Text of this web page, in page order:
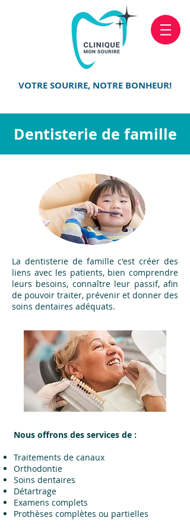
VOTRE SOURIRE, NOTRE BONHEUR!
Dentisterie de famille
La dentisterie de famille c'est créer des
liens avec les patients, bien comprendre
leurs besoins, connaître leur passif, afin
de pouvoir traiter, prévenir et donner des
soins dentaires adéquats.
Nous offrons des services de :
Traitements de canaux
Orthodontie
Soins dentaires
Détartrage
Examens complets
Prothèses complètes ou partielles